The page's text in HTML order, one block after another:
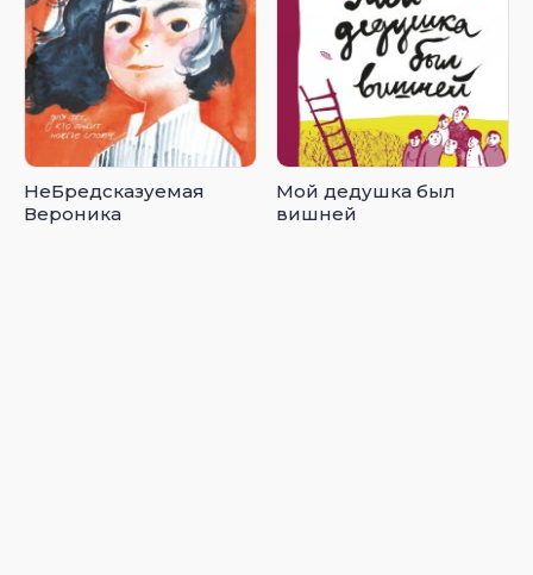
НеБредсказуемая
Вероника
Мой дедушка был
вишней